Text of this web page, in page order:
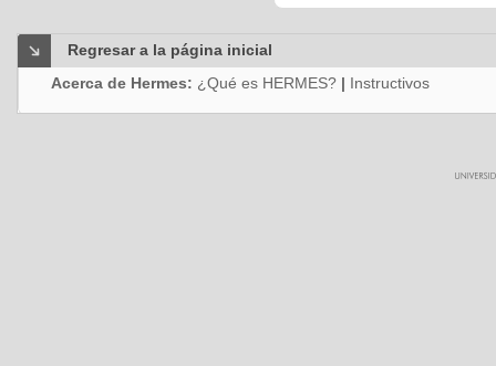
Regresar a la página inicial
Acerca de Hermes: ¿Qué es HERMES? | Instructivos